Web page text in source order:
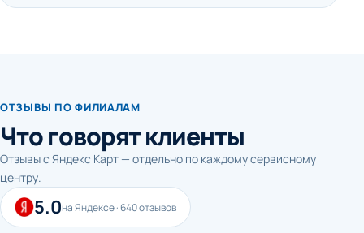
ОТЗЫВЫ ПО ФИЛИАЛАМ
Что говорят клиенты
Отзывы с Яндекс Карт — отдельно по каждому сервисному
центру.
5.0на Яндексе · 640 отзывов